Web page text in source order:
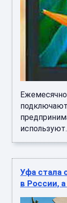
Уфа стала
в России,